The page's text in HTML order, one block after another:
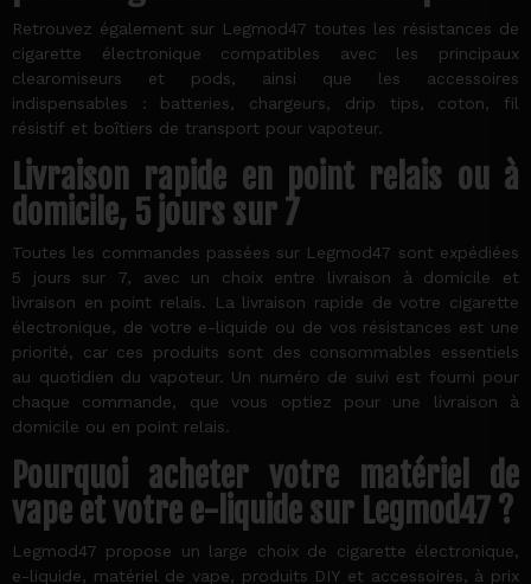
Retrouvez également sur Legmod47 toutes les résistances de
cigarette électronique compatibles avec les principaux
clearomiseurs et pods, ainsi que les accessoires
indispensables : batteries, chargeurs, drip tips, coton, fil
résistif et boîtiers de transport pour vapoteur.
Livraison rapide en point relais ou à
domicile, 5 jours sur 7
Toutes les commandes passées sur Legmod47 sont expédiées
5 jours sur 7, avec un choix entre livraison à domicile et
livraison en point relais. La livraison rapide de votre cigarette
électronique, de votre e-liquide ou de vos résistances est une
priorité, car ces produits sont des consommables essentiels
au quotidien du vapoteur. Un numéro de suivi est fourni pour
chaque commande, que vous optiez pour une livraison à
domicile ou en point relais.
Pourquoi acheter votre matériel de
vape et votre e-liquide sur Legmod47 ?
Legmod47 propose un large choix de cigarette électronique,
e-liquide, matériel de vape, produits DIY et accessoires, à prix